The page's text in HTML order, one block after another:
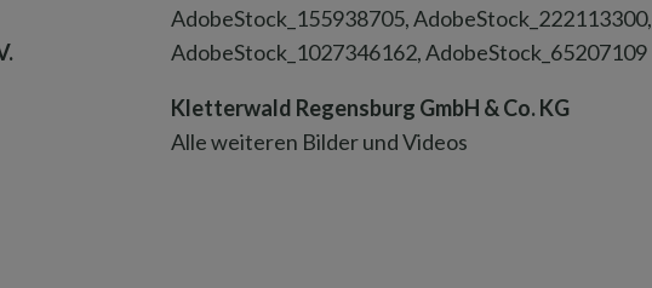
AdobeStock_155938705, AdobeStock_222113300,
AdobeStock_1027346162, AdobeStock_65207109
Kletterwald Regensburg GmbH & Co. KG
Alle weiteren Bilder und Videos